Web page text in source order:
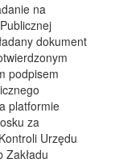
na
dokument
podpisem
platformie
za
Urzędu
Zakładu